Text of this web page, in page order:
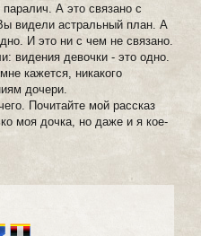
А это связано с
видели астральный план. А
И это ни с чем не связано.
видения девочки - это одно.
кажется, никакого
дочери.
Почитайте мой рассказ
моя дочка, но даже и я кое-